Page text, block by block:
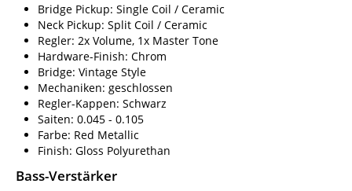
Bridge Pickup: Single Coil / Ceramic
Neck Pickup: Split Coil / Ceramic
Regler: 2x Volume, 1x Master Tone
Hardware-Finish: Chrom
Bridge: Vintage Style
Mechaniken: geschlossen
Regler-Kappen: Schwarz
Saiten: 0.045 - 0.105
Farbe: Red Metallic
Finish: Gloss Polyurethan
Bass-Verstärker